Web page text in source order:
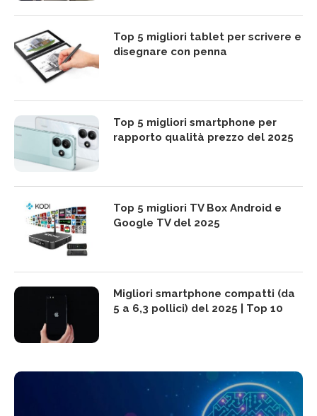
Top 5 migliori tablet per scrivere e
disegnare con penna
Top 5 migliori smartphone per
rapporto qualità prezzo del 2025
Top 5 migliori TV Box Android e
Google TV del 2025
Migliori smartphone compatti (da
5 a 6,3 pollici) del 2025 | Top 10